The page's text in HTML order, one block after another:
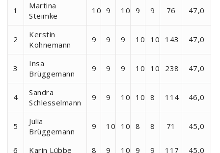
1
Martina
Steimke
10 9 10 9 9 76 47,0
2
Kerstin
Köhnemann
9 9 9 10 10 143 47,0
3
Insa
Brüggemann
9 9 9 10 10 238 47,0
4
Sandra
Schlesselmann
9 9 10 10 8 114 46,0
5
Julia
Brüggemann
9 10 10 8 8 71 45,0
6 Karin Lübbe 8 9 10 9 9 117 45,0